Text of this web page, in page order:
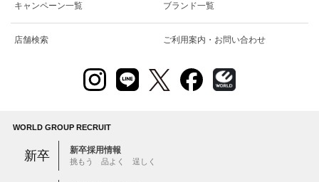
キャンペーン一覧 ブランド一覧
店舗検索 ご利用案内・お問い合わせ
WORLD GROUP RECRUIT
新卒 新卒採用情報
挑もう 品よく 逞しく